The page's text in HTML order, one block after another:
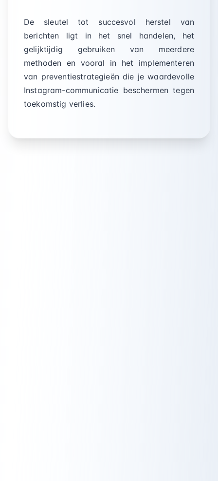
De sleutel tot succesvol herstel van
berichten ligt in het snel handelen, het
gelijktijdig gebruiken van meerdere
methoden en vooral in het implementeren
van preventiestrategieën die je waardevolle
Instagram-communicatie beschermen tegen
toekomstig verlies.